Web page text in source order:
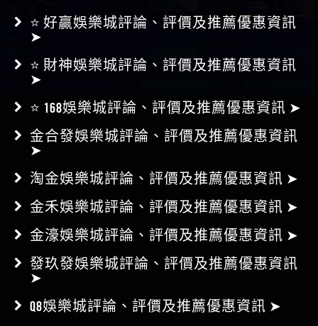
⭐ 好贏娛樂城評論、評價及推薦優惠資訊
➤
⭐ 財神娛樂城評論、評價及推薦優惠資訊
➤
⭐ 168娛樂城評論、評價及推薦優惠資訊 ➤
金合發娛樂城評論、評價及推薦優惠資訊
➤
淘金娛樂城評論、評價及推薦優惠資訊 ➤
金禾娛樂城評論、評價及推薦優惠資訊 ➤
金濠娛樂城評論、評價及推薦優惠資訊 ➤
發玖發娛樂城評論、評價及推薦優惠資訊
➤
Q8娛樂城評論、評價及推薦優惠資訊 ➤